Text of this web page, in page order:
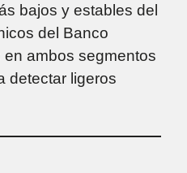
bajos y estables del
del Banco
ambos segmentos
detectar ligeros